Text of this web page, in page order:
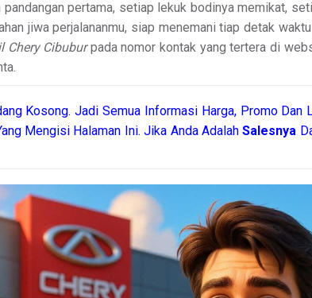
pertama, setiap lekuk bodinya memikat,
jiwa perjalananmu, siap menemani tiap detak
Chery Cibuburpada nomor kontak yang tertera di
Kosong. Jadi Semua Informasi Harga, Promo
Mengisi Halaman Ini. Jika Anda AdalahSalesnya